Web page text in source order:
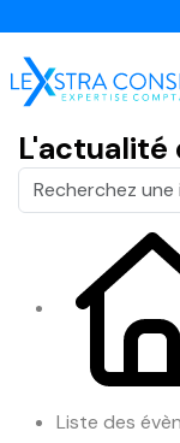
L'actualité
Liste des